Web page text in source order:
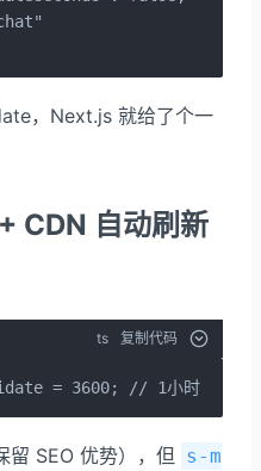
，Next.js 就给了个一
CDN 自动刷新
ts 复制代码
= 3600; // 1小时
SEO 优势），但
s-m